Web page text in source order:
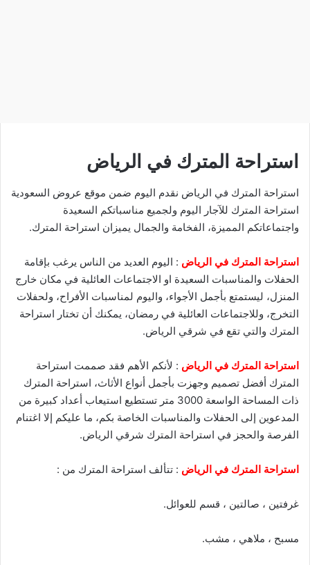
استراحة المترك في الرياض
استراحة المترك في الرياض نقدم اليوم ضمن موقع عروض السعودية
استراحة المترك للآجار اليوم ولجميع مناسباتكم السعيدة
واجتماعاتكم المميزة، الفخامة والجمال يميزان استراحة المترك.
استراحة المترك في الرياض : اليوم العديد من الناس يرغب بإقامة
الحفلات والمناسبات السعيدة او الاجتماعات العائلية في مكان خارج
المنزل، ليستمتع بأجمل الأجواء، واليوم لمناسبات الأفراح، ولحفلات
التخرج، وللاجتماعات العائلية في رمضان، يمكنك أن تختار استراحة
المترك والتي تقع في شرقي الرياض.
استراحة المترك في الرياض : لأنكم الأهم فقد صممت استراحة
المترك أفضل تصميم وجهزت بأجمل أنواع الأثاث، استراحة المترك
ذات المساحة الواسعة 3000 متر تستطيع استيعاب أعداد كبيرة من
المدعوين إلى الحفلات والمناسبات الخاصة بكم، ما عليكم إلا اغتنام
الفرصة والحجز في استراحة المترك شرقي الرياض.
استراحة المترك في الرياض : تتألف استراحة المترك من :
غرفتين ، صالتين ، قسم للعوائل.
مسبح ، ملاهي ، مشب.